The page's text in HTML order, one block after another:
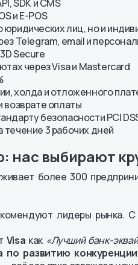
SDK и CMS
и E-POS
юридических лиц, но и
Telegram, email и
Secure
через Visa и Mastercard
холда и отложенного
возврате оплаты
безопасности PCI
3 рабочих дней
нас выбирают
более 300
лидеры рынка.
Visa как «Лучший банк-
по развитию